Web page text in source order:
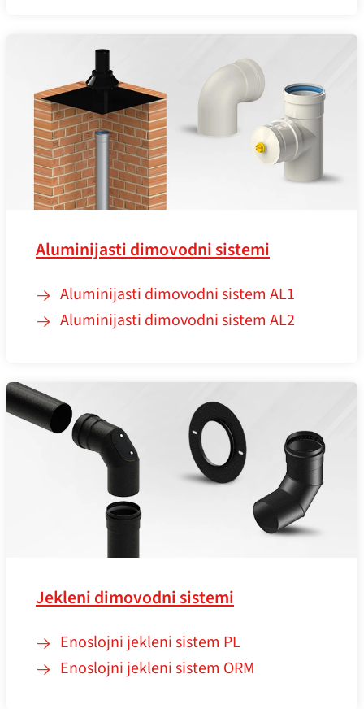
Aluminijasti dimovodni sistemi
Aluminijasti dimovodni sistem AL1
Aluminijasti dimovodni sistem AL2
Jekleni dimovodni sistemi
Enoslojni jekleni sistem PL
Enoslojni jekleni sistem ORM